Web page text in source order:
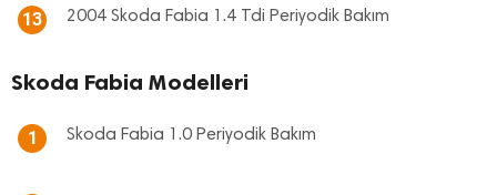
13 2004 Skoda Fabia 1.4 Tdi Periyodik Bakım
Skoda Fabia Modelleri
1 Skoda Fabia 1.0 Periyodik Bakım